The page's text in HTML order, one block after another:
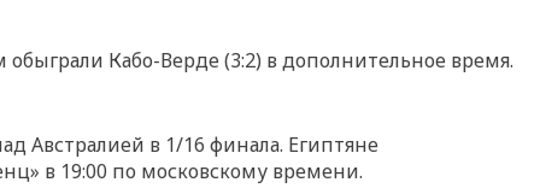
Кабо-Верде (3:2) в дополнительное время.
Австралией в 1/16 финала. Египтяне
в 19:00 по московскому времени.